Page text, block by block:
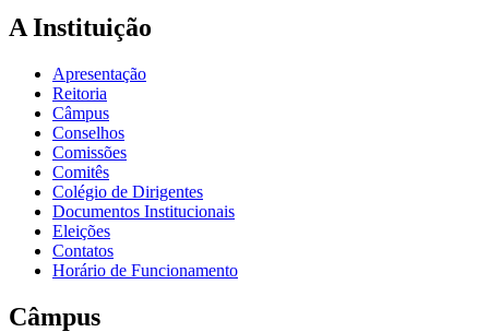
A Instituição
Apresentação
Reitoria
Câmpus
Conselhos
Comissões
Comitês
Colégio de Dirigentes
Documentos Institucionais
Eleições
Contatos
Horário de Funcionamento
Câmpus